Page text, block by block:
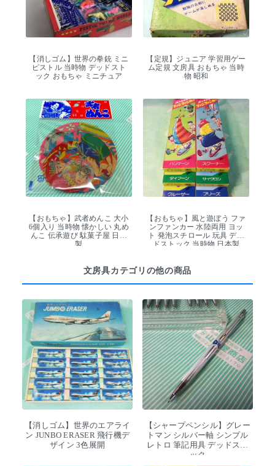
【消しゴム】世界の拳銃 ミニ
ピストル 当時物 デッドスト
ック おもちゃ ミニチュア
【定規】ジュニア 学習用ゲー
ム定規 文房具 おもちゃ 当時
物 昭和
【おもちゃ】武者めんこ 大小
6個入り 当時物 懐かしい 丸め
んこ 伝承遊び 駄菓子屋 日本
製
【おもちゃ】風と遊ぼう ファ
ンファンカー 水陸両用 ヨッ
ト 発泡スチロール 玩具 デッ
ドストック 当時物 日本製
文房具カテゴリの他の商品
【消しゴム】世界のエアライ
ン JUNBO ERASER 飛行機デ
ザイン 3色展開
【シャープペンシル】グレー
トマン シルバー軸 シンプル
レトロ 筆記用具 デッドスト
ック